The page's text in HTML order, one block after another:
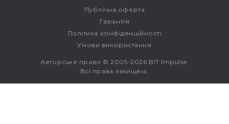
Публічна оферта
Гарантія
Політика конфіденційності
Умови використання
Авторське право © 2005-2026 BIT Impulse.
Всі права захищені.